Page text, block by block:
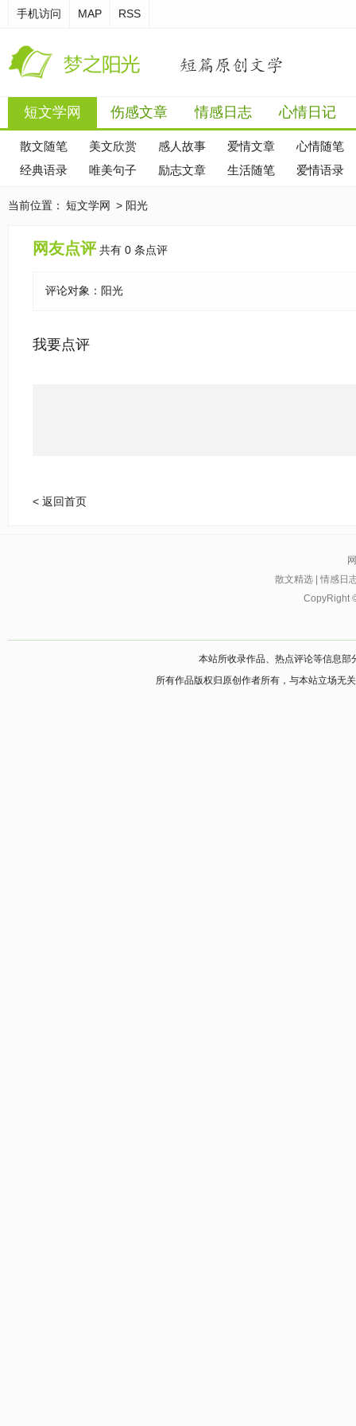
手机访问 MAP RSS
短文学网 伤感文章 情感日志 心情日记
散文随笔 美文欣赏 感人故事 爱情文章
心情随笔
经典语录
唯美句子 励志文章 生活随笔 爱情语录
当前位置： 短文学网 > 阳光
网友点评 共有 0 条点评
评论对象： 阳光
我要点评
< 返回首页
散文精选
情感日
CopyRight
本站所收录作品、热点评论等信息
所有作品版权归原创作者所有，与本站立场无